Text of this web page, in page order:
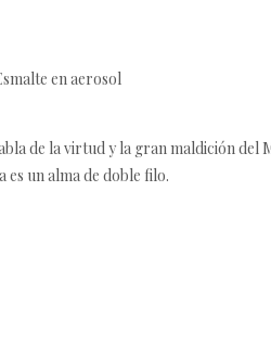
en aerosol
de la virtud y la gran maldición
es un alma de doble filo.